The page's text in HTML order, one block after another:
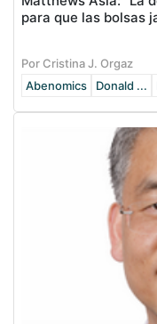
para que las bolsas
Por Cristina J. Orgaz
Abenomics
Donald ...